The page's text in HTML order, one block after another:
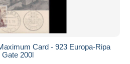
Card - 923 Europa-Ripa
Gate 200l